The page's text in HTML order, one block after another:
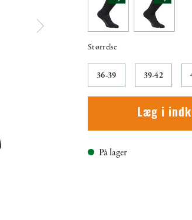
Størrelse
36-39 39-42
Læg i
På lager